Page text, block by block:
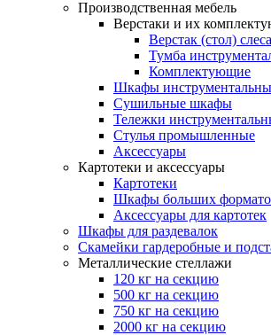
Производственная мебель
Верстаки и их
Верстак (стол)
Тумба
Комплектующие
Шкафы
Сушильные шкафы
Тележки
Стулья промышленные
Аксессуары
Картотеки и аксессуары
Картотеки
Шкафы больших
Аксессуары для картотек
Шкафы для раздевалок
Скамейки гардеробные и
Металлические стеллажи
120 кг на секцию
500 кг на секцию
750 кг на секцию
2000 кг на секцию